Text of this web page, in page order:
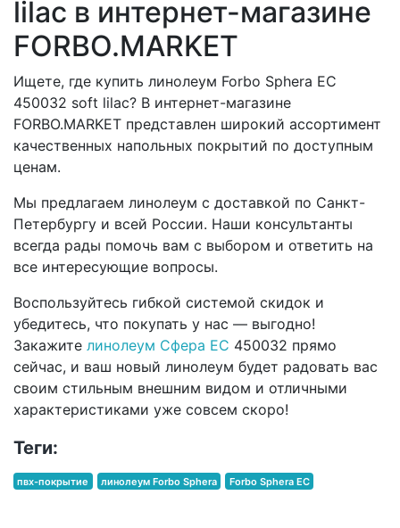
lilac в интернет-магазине
FORBO.MARKET
Ищете, где купить линолеум Forbo Sphera EC
450032 soft lilac? В интернет-магазине
FORBO.MARKET представлен широкий ассортимент
качественных напольных покрытий по доступным
ценам.
Мы предлагаем линолеум с доставкой по Санкт-
Петербургу и всей России. Наши консультанты
всегда рады помочь вам с выбором и ответить на
все интересующие вопросы.
Воспользуйтесь гибкой системой скидок и
убедитесь, что покупать у нас — выгодно!
Закажите линолеум Сфера ЕС 450032 прямо
сейчас, и ваш новый линолеум будет радовать вас
своим стильным внешним видом и отличными
характеристиками уже совсем скоро!
Теги:
пвх-покрытие линолеум Forbo Sphera Forbo Sphera EC